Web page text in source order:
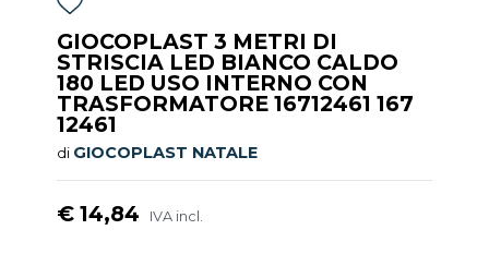
GIOCOPLAST 3 METRI DI
STRISCIA LED BIANCO CALDO
180 LED USO INTERNO CON
TRASFORMATORE 16712461 167
12461
di GIOCOPLAST NATALE
€ 14,84 IVA incl.